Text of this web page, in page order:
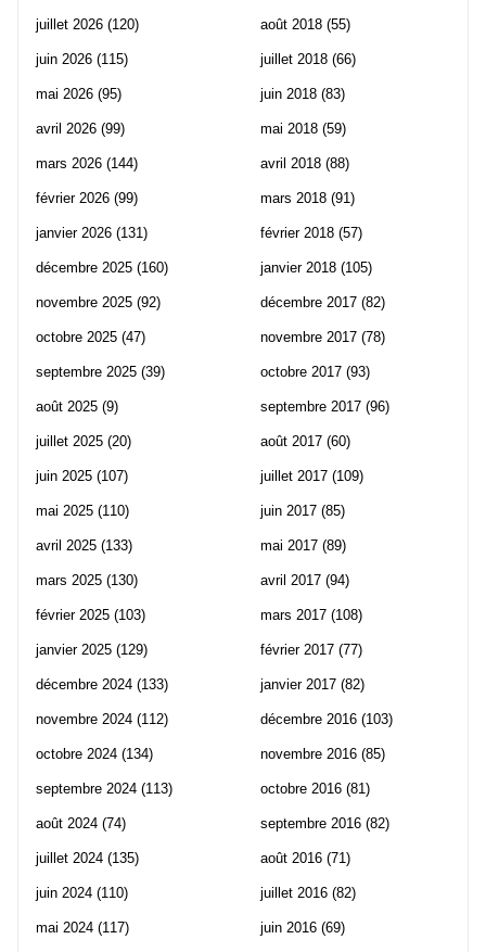
juillet 2026 (120)
juin 2026 (115)
mai 2026 (95)
avril 2026 (99)
mars 2026 (144)
février 2026 (99)
janvier 2026 (131)
décembre 2025 (160)
novembre 2025 (92)
octobre 2025 (47)
septembre 2025 (39)
août 2025 (9)
juillet 2025 (20)
juin 2025 (107)
mai 2025 (110)
avril 2025 (133)
mars 2025 (130)
février 2025 (103)
janvier 2025 (129)
décembre 2024 (133)
novembre 2024 (112)
octobre 2024 (134)
septembre 2024 (113)
août 2024 (74)
juillet 2024 (135)
juin 2024 (110)
mai 2024 (117)
août 2018 (55)
juillet 2018 (66)
juin 2018 (83)
mai 2018 (59)
avril 2018 (88)
mars 2018 (91)
février 2018 (57)
janvier 2018 (105)
décembre 2017 (82)
novembre 2017 (78)
octobre 2017 (93)
septembre 2017 (96)
août 2017 (60)
juillet 2017 (109)
juin 2017 (85)
mai 2017 (89)
avril 2017 (94)
mars 2017 (108)
février 2017 (77)
janvier 2017 (82)
décembre 2016 (103)
novembre 2016 (85)
octobre 2016 (81)
septembre 2016 (82)
août 2016 (71)
juillet 2016 (82)
juin 2016 (69)